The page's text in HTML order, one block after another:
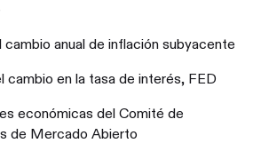
anual de inflación subyacente
cambio en la tasa de interés, FED
económicas del Comité de
de Mercado Abierto